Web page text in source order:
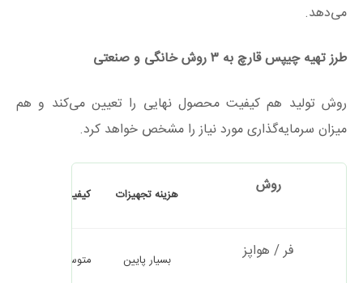
می‌دهد.
طرز تهیه چیپس قارچ به ۳ روش خانگی و صنعتی
روش تولید هم کیفیت محصول نهایی را تعیین می‌کند و هم
میزان سرمایه‌گذاری مورد نیاز را مشخص خواهد کرد.
روش هزینه تجهیزات کیفیت
فر / هواپز بسیار پایین متوسط